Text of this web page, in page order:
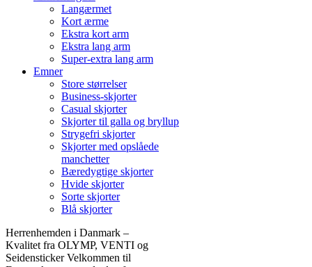
Langærmet
Kort ærme
Ekstra kort arm
Ekstra lang arm
Super-extra lang arm
Emner
Store størrelser
Business-skjorter
Casual skjorter
Skjorter til galla og bryllup
Strygefri skjorter
Skjorter med opslåede
manchetter
Bæredygtige skjorter
Hvide skjorter
Sorte skjorter
Blå skjorter
Herrenhemden i Danmark –
Kvalitet fra OLYMP, VENTI og
Seidensticker Velkommen til